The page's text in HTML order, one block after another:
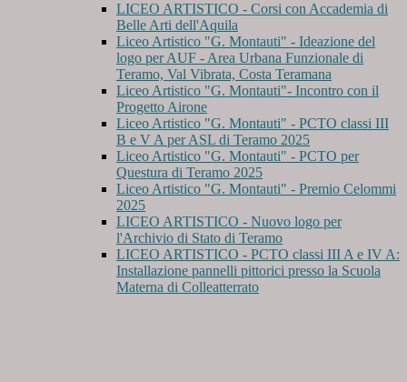
LICEO ARTISTICO - Corsi con Accademia di
Belle Arti dell'Aquila
Liceo Artistico "G. Montauti" - Ideazione del
logo per AUF - Area Urbana Funzionale di
Teramo, Val Vibrata, Costa Teramana
Liceo Artistico "G. Montauti"- Incontro con il
Progetto Airone
Liceo Artistico "G. Montauti" - PCTO classi III
B e V A per ASL di Teramo 2025
Liceo Artistico "G. Montauti" - PCTO per
Questura di Teramo 2025
Liceo Artistico "G. Montauti" - Premio Celommi
2025
LICEO ARTISTICO - Nuovo logo per
l'Archivio di Stato di Teramo
LICEO ARTISTICO - PCTO classi III A e IV A:
Installazione pannelli pittorici presso la Scuola
Materna di Colleatterrato